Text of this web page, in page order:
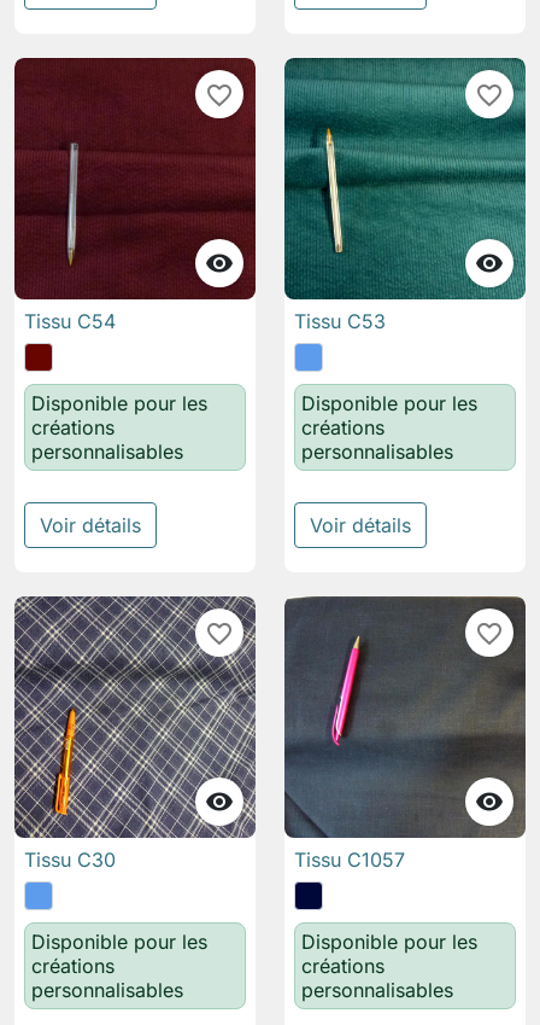

favorite_border
Tissu C54
Disponible pour les
créations
personnalisables
Voir détails

favorite_border
Tissu C53
Disponible pour les
créations
personnalisables
Voir détails

favorite_border
Tissu C30
Disponible pour les
créations
personnalisables

favorite_border
Tissu C1057
Disponible pour les
créations
personnalisables